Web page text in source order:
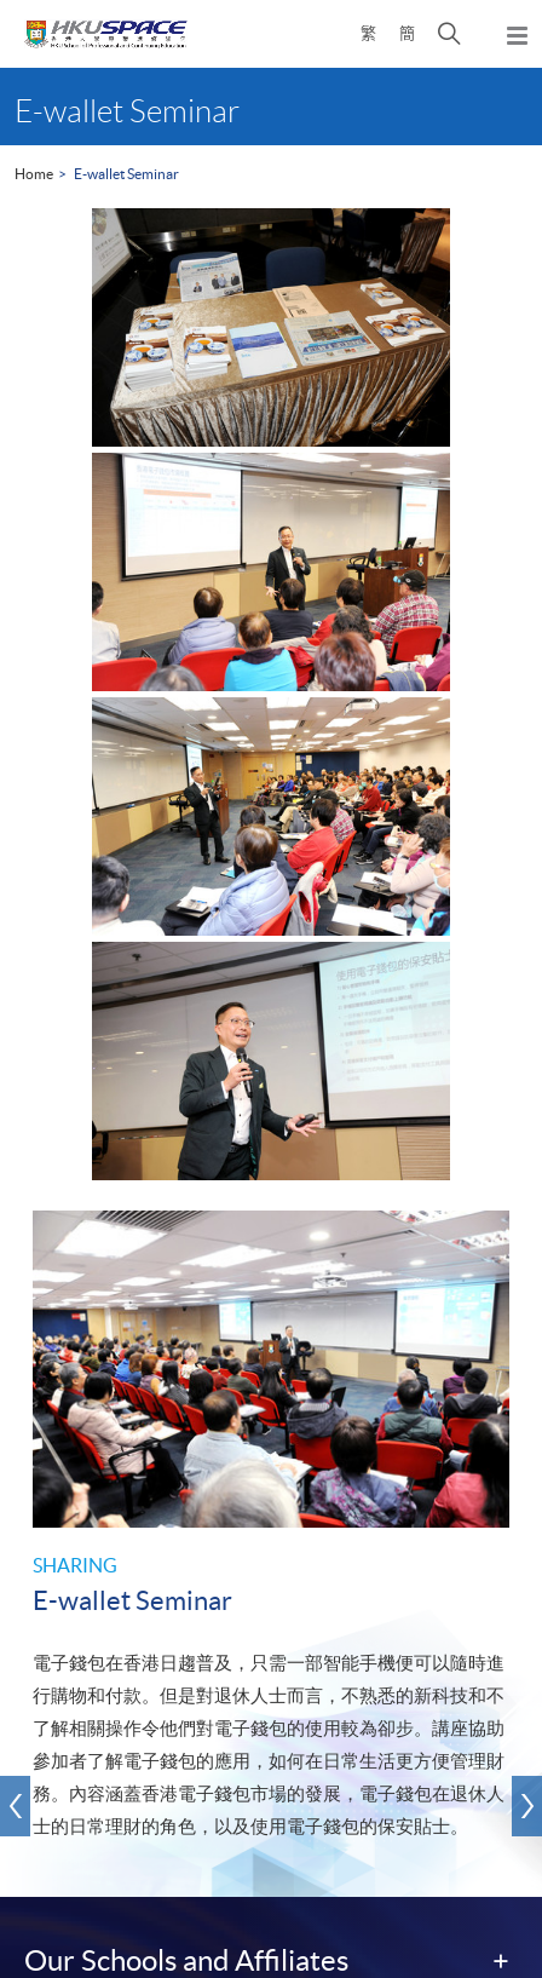
繁 簡
Open
search
content
startE-wallet Seminar
Home E-wallet Seminar
SHARING
E-wallet Seminar
電子錢包在香港日趨普及，只需一部智能手機便可以隨時進
行購物和付款。但是對退休人士而言，不熟悉的新科技和不
了解相關操作令他們對電子錢包的使用較為卻步。講座協助
參加者了解電子錢包的應用，如何在日常生活更方便管理財
務。內容涵蓋香港電子錢包市場的發展，電子錢包在退休人
士的日常理財的角色，以及使用電子錢包的保安貼士。
Our Schools and Affiliates